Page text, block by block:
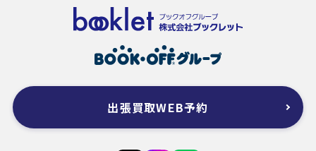
出張買取WEB予約